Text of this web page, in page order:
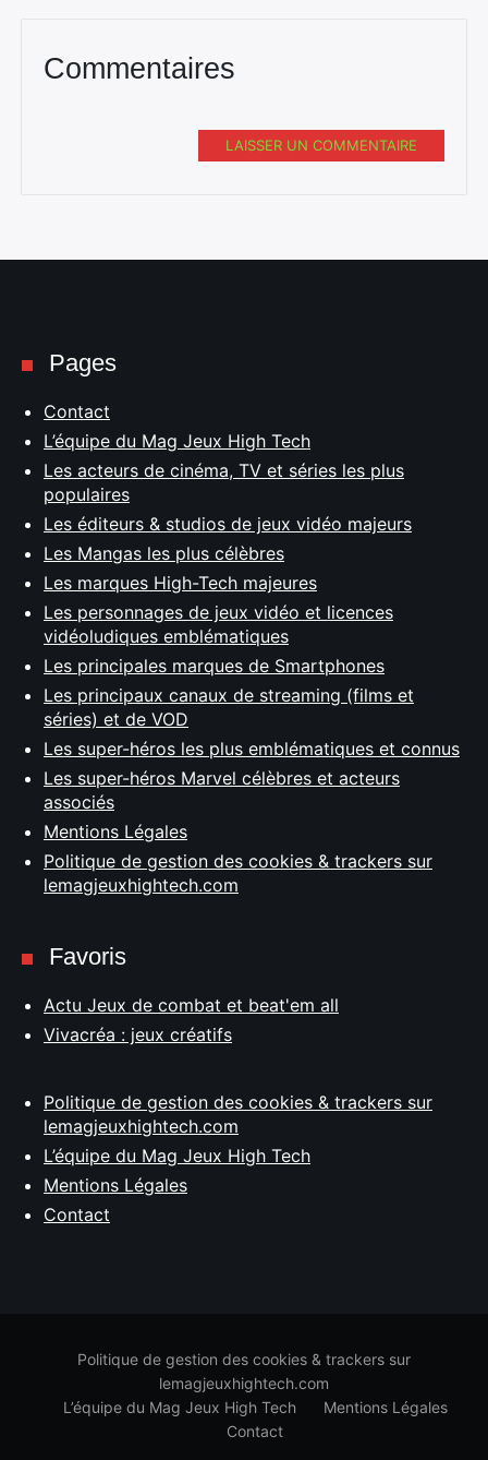
Commentaires
LAISSER UN COMMENTAIRE
Pages
Contact
L’équipe du Mag Jeux High Tech
Les acteurs de cinéma, TV et séries les plus
populaires
Les éditeurs & studios de jeux vidéo majeurs
Les Mangas les plus célèbres
Les marques High-Tech majeures
Les personnages de jeux vidéo et licences
vidéoludiques emblématiques
Les principales marques de Smartphones
Les principaux canaux de streaming (films et
séries) et de VOD
Les super-héros les plus emblématiques et connus
Les super-héros Marvel célèbres et acteurs
associés
Mentions Légales
Politique de gestion des cookies & trackers sur
lemagjeuxhightech.com
Favoris
Actu Jeux de combat et beat'em all
Vivacréa : jeux créatifs
Politique de gestion des cookies & trackers sur
lemagjeuxhightech.com
L’équipe du Mag Jeux High Tech
Mentions Légales
Contact
Politique de gestion des cookies & trackers sur
lemagjeuxhightech.com
L’équipe du Mag Jeux High Tech
Mentions Légales
Contact